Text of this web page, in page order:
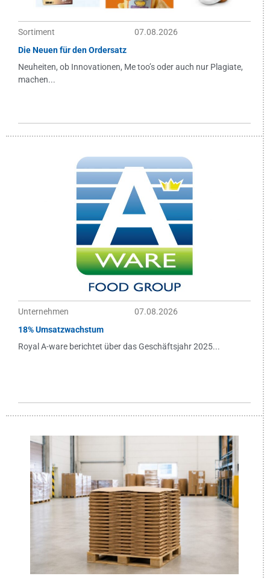
Sortiment
07.08.2026
Die Neuen für den Ordersatz
Neuheiten, ob Innovationen, Me too’s oder auch nur Plagiate,
machen...
Unternehmen
07.08.2026
18% Umsatzwachstum
Royal A-ware berichtet über das Geschäftsjahr 2025...